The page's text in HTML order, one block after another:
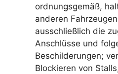
ordnungsgemäß,
anderen
ausschließlich die
Anschlüsse und
Beschilderungen;
Blockieren von